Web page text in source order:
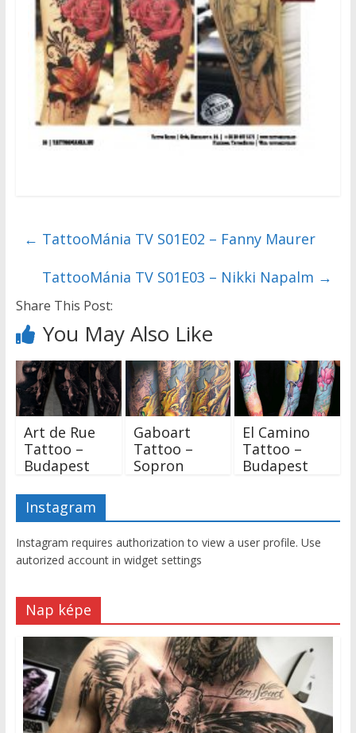
← TattooMánia TV S01E02 – Fanny Maurer
TattooMánia TV S01E03 – Nikki Napalm →
Share This Post:
You May Also Like
Art de Rue
Tattoo –
Budapest
Gaboart
Tattoo –
Sopron
El Camino
Tattoo –
Budapest
Instagram
Instagram requires authorization to view a user profile. Use
autorized account in widget settings
Nap képe